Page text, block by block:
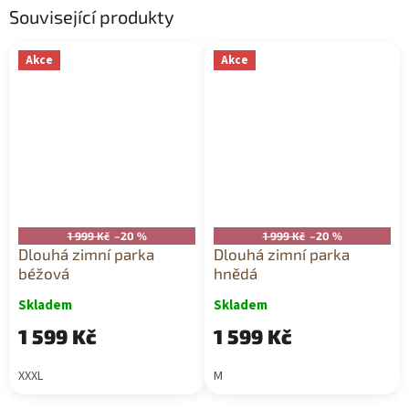
Související produkty
Akce
1 999 Kč –20 %
Dlouhá zimní parka
béžová
Skladem
1 599 Kč
XXXL
Akce
1 999 Kč –20 %
Dlouhá zimní parka
hnědá
Skladem
1 599 Kč
M